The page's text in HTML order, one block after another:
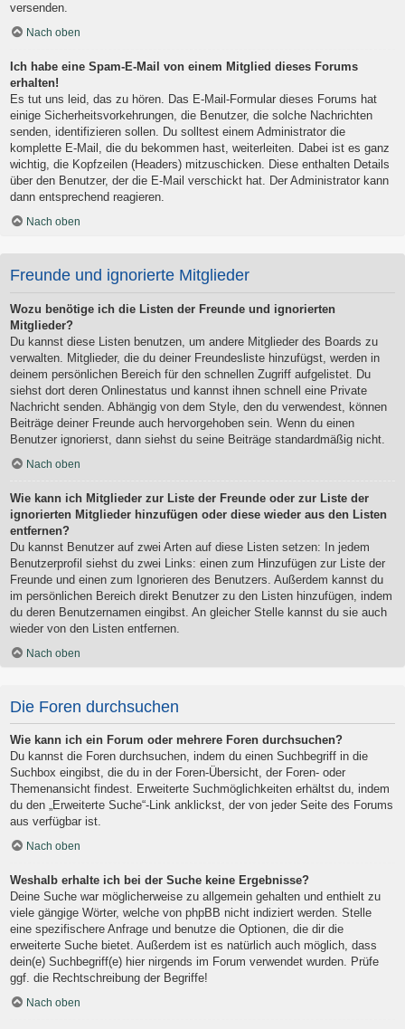
versenden.
Nach oben
Ich habe eine Spam-E-Mail von einem Mitglied dieses Forums
erhalten!
Es tut uns leid, das zu hören. Das E-Mail-Formular dieses Forums hat
einige Sicherheitsvorkehrungen, die Benutzer, die solche Nachrichten
senden, identifizieren sollen. Du solltest einem Administrator die
komplette E-Mail, die du bekommen hast, weiterleiten. Dabei ist es ganz
wichtig, die Kopfzeilen (Headers) mitzuschicken. Diese enthalten Details
über den Benutzer, der die E-Mail verschickt hat. Der Administrator kann
dann entsprechend reagieren.
Nach oben
Freunde und ignorierte Mitglieder
Wozu benötige ich die Listen der Freunde und ignorierten
Mitglieder?
Du kannst diese Listen benutzen, um andere Mitglieder des Boards zu
verwalten. Mitglieder, die du deiner Freundesliste hinzufügst, werden in
deinem persönlichen Bereich für den schnellen Zugriff aufgelistet. Du
siehst dort deren Onlinestatus und kannst ihnen schnell eine Private
Nachricht senden. Abhängig von dem Style, den du verwendest, können
Beiträge deiner Freunde auch hervorgehoben sein. Wenn du einen
Benutzer ignorierst, dann siehst du seine Beiträge standardmäßig nicht.
Nach oben
Wie kann ich Mitglieder zur Liste der Freunde oder zur Liste der
ignorierten Mitglieder hinzufügen oder diese wieder aus den Listen
entfernen?
Du kannst Benutzer auf zwei Arten auf diese Listen setzen: In jedem
Benutzerprofil siehst du zwei Links: einen zum Hinzufügen zur Liste der
Freunde und einen zum Ignorieren des Benutzers. Außerdem kannst du
im persönlichen Bereich direkt Benutzer zu den Listen hinzufügen, indem
du deren Benutzernamen eingibst. An gleicher Stelle kannst du sie auch
wieder von den Listen entfernen.
Nach oben
Die Foren durchsuchen
Wie kann ich ein Forum oder mehrere Foren durchsuchen?
Du kannst die Foren durchsuchen, indem du einen Suchbegriff in die
Suchbox eingibst, die du in der Foren-Übersicht, der Foren- oder
Themenansicht findest. Erweiterte Suchmöglichkeiten erhältst du, indem
du den „Erweiterte Suche“-Link anklickst, der von jeder Seite des Forums
aus verfügbar ist.
Nach oben
Weshalb erhalte ich bei der Suche keine Ergebnisse?
Deine Suche war möglicherweise zu allgemein gehalten und enthielt zu
viele gängige Wörter, welche von phpBB nicht indiziert werden. Stelle
eine spezifischere Anfrage und benutze die Optionen, die dir die
erweiterte Suche bietet. Außerdem ist es natürlich auch möglich, dass
dein(e) Suchbegriff(e) hier nirgends im Forum verwendet wurden. Prüfe
ggf. die Rechtschreibung der Begriffe!
Nach oben